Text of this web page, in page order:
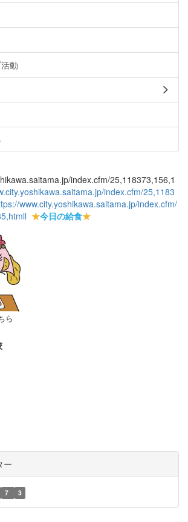
動
index.cfm/25,118373,156,1
index.cfm/25,1183
www.city.yoshikawa.saitama.jp/index.cfm/
l ★今日の給食★
ら
ー
7 3